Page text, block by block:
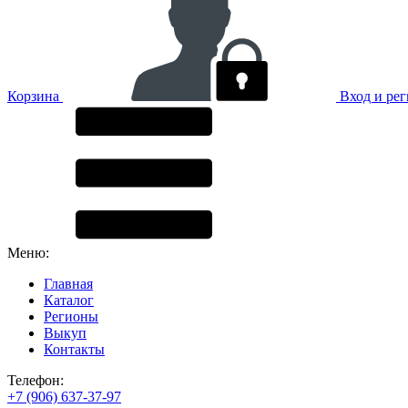
Корзина Вход и
Меню:
Главная
Каталог
Регионы
Выкуп
Контакты
Телефон:
+7 (906) 637-37-97